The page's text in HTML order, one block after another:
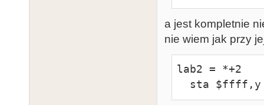
a jest kompletnie
nie wiem jak przy
lab2 = *+2
  sta $ffff,y